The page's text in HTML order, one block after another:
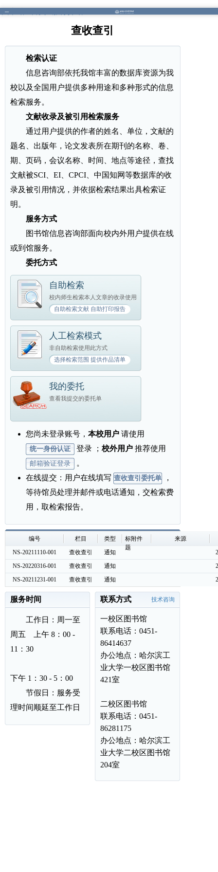
图书馆
查收查引
检索认证
信息咨询部依托我馆丰富的数据库资源为我
校以及全国用户提供多种用途和多种形式的信息
检索服务。
文献收录及被引用检索服务
通过用户提供的作者的姓名、单位，文献的
题名、出版年，论文发表所在期刊的名称、卷、
期、页码，会议名称、时间、地点等途径，查找
文献被SCI、EI、CPCI、中国知网等数据库的收
录及被引用情况，并依据检索结果出具检索证
明。
服务方式
图书馆信息咨询部面向校内外用户提供在线
或到馆服务。
委托方式
自助检索
校内师生检索本人文章的收录使用
此方式使用
自助检索文献 自助打印报告
人工检索模式
非自助检索使用此方式
选择检索范围 提供作品清单
我的委托
查看我提交的委托单
您尚未登录账号， 本校用户 请使用
统一身份认证 登录 ； 校外用户 推荐使用
邮箱验证登录
。
在线提交 ：用户在线填写 查收查引委托单
，
等待馆员处理并邮件或电话通知，交检索费
用，取检索报告。
编号 栏目 类型
标
题
附件
来源
NS-20211110-001
查收查引 通知 检索报告自助打印机启用通知
NS-20220316-001
查收查引 通知 开通检索费和科技查新费校内转账
NS-20211231-001
查收查引 通知 图书馆关于2022年寒假期间开馆时
服务时间
工作日：周一至
周五 上午 8：00 -
11：30
下午 1：30 - 5：00
节假日：服务受
理时间顺延至工作日
技术咨询
联系方式
一校区图书馆
联系电话：0451-
86414637
办公地点：哈尔滨工
业大学一校区图书馆
421室
二校区图书馆
联系电话：0451-
86281175
办公地点：哈尔滨工
业大学二校区图书馆
204室